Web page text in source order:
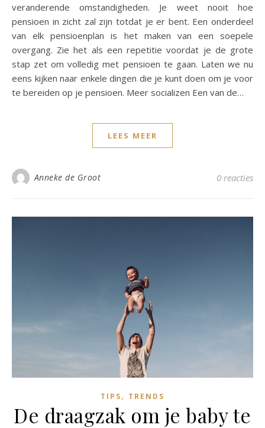
veranderende omstandigheden. Je weet nooit hoe
pensioen in zicht zal zijn totdat je er bent. Een onderdeel
van elk pensioenplan is het maken van een soepele
overgang. Zie het als een repetitie voordat je de grote
stap zet om volledig met pensioen te gaan. Laten we nu
eens kijken naar enkele dingen die je kunt doen om je voor
te bereiden op je pensioen. Meer socializen Een van de…
LEES MEER
Anneke de Groot 0 reacties
TIPS, TRENDS
De draagzak om je baby te